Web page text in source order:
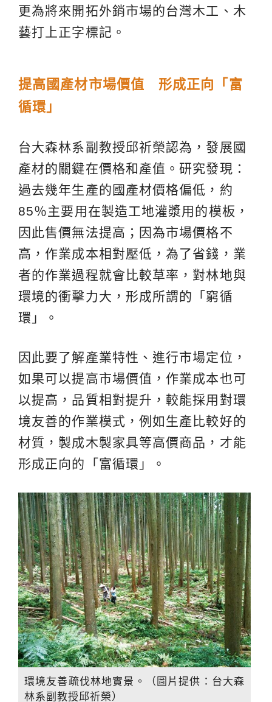
更為將來開拓外銷市場的台灣木工、木
藝打上正字標記。
提高國產材市場價值 形成正向「富
循環」
台大森林系副教授邱祈榮認為，發展國
產材的關鍵在價格和產值。研究發現：
過去幾年生產的國產材價格偏低，約
85％主要用在製造工地灌漿用的模板，
因此售價無法提高；因為市場價格不
高，作業成本相對壓低，為了省錢，業
者的作業過程就會比較草率，對林地與
環境的衝擊力大，形成所謂的「窮循
環」。
因此要了解產業特性、進行市場定位，
如果可以提高市場價值，作業成本也可
以提高，品質相對提升，較能採用對環
境友善的作業模式，例如生產比較好的
材質，製成木製家具等高價商品，才能
形成正向的「富循環」。
環境友善疏伐林地實景。（圖片提供：台大森
林系副教授邱祈榮）